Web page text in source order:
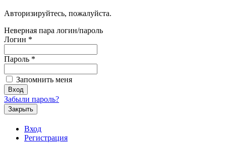
Авторизируйтесь, пожалуйста.
Неверная пара логин/пароль
Логин *
Пароль *
Запомнить меня
Забыли пароль?
Закрыть
Вход
Регистрация